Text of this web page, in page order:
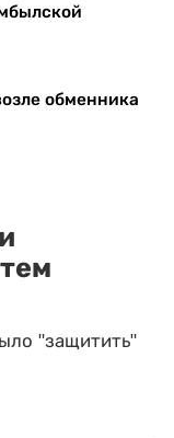
обменника
"защитить"